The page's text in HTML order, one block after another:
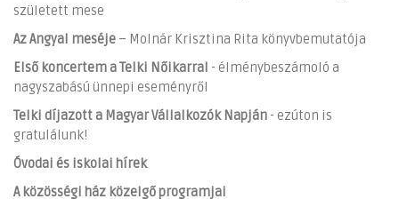
született mese
Az Angyal meséje – Molnár Krisztina Rita könyvbemutatója
Első koncertem a Telki Nőikarral - élménybeszámoló a
nagyszabású ünnepi eseményről
Telki díjazott a Magyar Vállalkozók Napján - ezúton is
gratulálunk!
Óvodai és iskolai hírek
A közösségi ház közelgő programjai